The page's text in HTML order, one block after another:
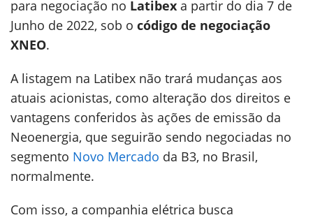
para negociação no Latibex a partir do dia 7 de
Junho de 2022, sob o código de negociação
XNEO.
A listagem na Latibex não trará mudanças aos
atuais acionistas, como alteração dos direitos e
vantagens conferidos às ações de emissão da
Neoenergia, que seguirão sendo negociadas no
segmento Novo Mercado da B3, no Brasil,
normalmente.
Com isso, a companhia elétrica busca